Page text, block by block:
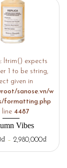
: ltrim() expects
1 to be string,
given in
sanose.vn/w
formatting.php
line 4487
Vibes
₫ – 2,980,000₫